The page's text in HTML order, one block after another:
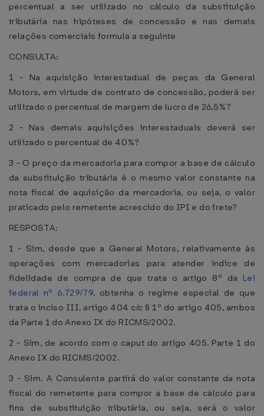
percentual a ser utilizado no cálculo da substituição
tributária nas hipóteses de concessão e nas demais
relações comerciais formula a seguinte
CONSULTA:
1 - Na aquisição interestadual de peças da General
Motors, em virtude de contrato de concessão, poderá ser
utilizado o percentual de margem de lucro de 26,5%?
2 - Nas demais aquisições interestaduais deverá ser
utilizado o percentual de 40%?
3 - O preço da mercadoria para compor a base de cálculo
da substituição tributária é o mesmo valor constante na
nota fiscal de aquisição da mercadoria, ou seja, o valor
praticado pelo remetente acrescido do IPI e do frete?
RESPOSTA:
1 - Sim, desde que a General Motors, relativamente às
operações com mercadorias para atender índice de
fidelidade de compra de que trata o artigo 8º da Lei
federal nº 6.729/79, obtenha o regime especial de que
trata o inciso III, artigo 404 c/c § 1º do artigo 405, ambos
da Parte 1 do Anexo IX do RICMS/2002.
2 - Sim, de acordo com o caput do artigo 405, Parte 1 do
Anexo IX do RICMS/2002.
3 - Sim. A Consulente partirá do valor constante da nota
fiscal do remetente para compor a base de cálculo para
fins de substituição tributária, ou seja, será o valor